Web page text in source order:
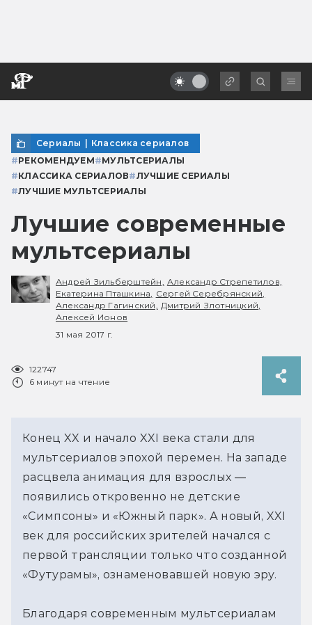
Сериалы | Классика сериалов
#РЕКОМЕНДУЕМ#МУЛЬТСЕРИАЛЫ
#КЛАССИКА СЕРИАЛОВ#ЛУЧШИЕ СЕРИАЛЫ
#ЛУЧШИЕ МУЛЬТСЕРИАЛЫ
Лучшие современные
мультсериалы
Андрей Зильберштейн,
Александр Стрепетилов,
Екатерина Пташкина,
Сергей Серебрянский,
Александр Гагинский,
Дмитрий Злотницкий,
Алексей Ионов
31 мая 2017 г.
122747
6 минут на чтение
Конец XX и начало XXI века стали для
мультсериалов эпохой перемен. На западе
расцвела анимация для взрослых —
появились откровенно не детские
«Симпсоны» и «Южный парк». А новый, XXI
век для российских зрителей начался с
первой трансляции только что созданной
«Футурамы», ознаменовавшей новую эру.
Благодаря современным мультсериалам